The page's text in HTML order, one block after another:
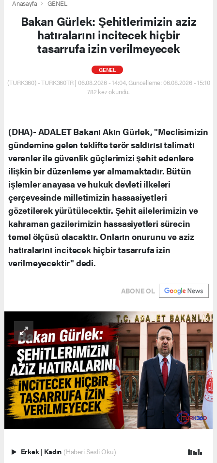
Anasayfa GENEL
Bakan Gürlek: Şehitlerimizin aziz
hatıralarını incitecek hiçbir
tasarrufa izin verilmeyecek
GENEL
(TURK360) - TURK360TR | 06.08.2026 - 14:04, Güncelleme: 06.08.2026 - 15:10
782 kez okundu.
(DHA)- ADALET Bakanı Akın Gürlek, "Meclisimizin
gündemine gelen teklifte terör saldırısı talimatı
verenler ile güvenlik güçlerimizi şehit edenlere
ilişkin bir düzenleme yer almamaktadır. Bütün
işlemler anayasa ve hukuk devleti ilkeleri
çerçevesinde milletimizin hassasiyetleri
gözetilerek yürütülecektir. Şehit ailelerimizin ve
kahraman gazilerimizin hassasiyetleri sürecin
temel ölçüsü olacaktır. Onların onurunu ve aziz
hatıralarını incitecek hiçbir tasarrufa izin
verilmeyecektir" dedi.
ABONE OL
Erkek | Kadın (Haberi Sesli Oku)